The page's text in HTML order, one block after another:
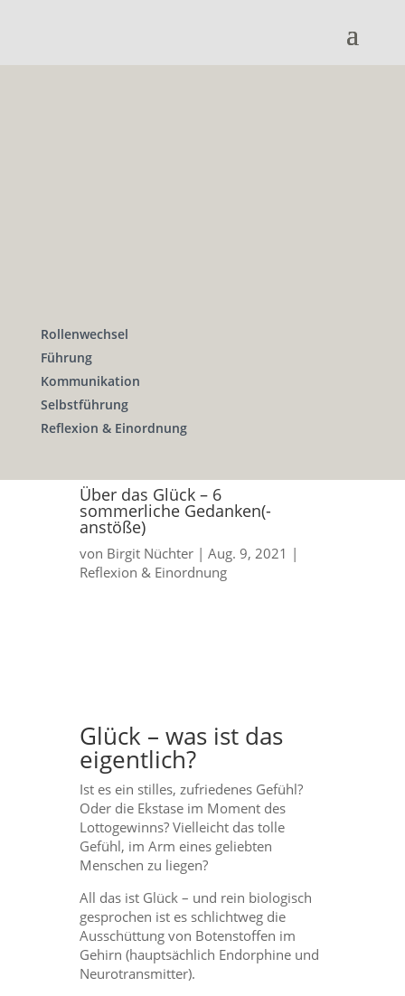
Rollenwechsel
Führung
Kommunikation
Selbstführung
Reflexion & Einordnung
Über das Glück – 6
sommerliche Gedanken(-
anstöße)
von Birgit Nüchter| Aug. 9, 2021 |
Reflexion & Einordnung
Glück – was ist das
eigentlich?
Ist es ein stilles, zufriedenes Gefühl?
Oder die Ekstase im Moment des
Lottogewinns? Vielleicht das tolle
Gefühl, im Arm eines geliebten
Menschen zu liegen?
All das ist Glück – und rein biologisch
gesprochen ist es schlichtweg die
Ausschüttung von Botenstoffen im
Gehirn (hauptsächlich Endorphine und
Neurotransmitter).